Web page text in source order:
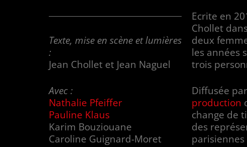
Texte, mise en scène et lumières
:
Jean Chollet et Jean Naguel
Avec :
Nathalie Pfeiffer
Pauline Klaus
Karim Bouziouane
Caroline Guignard-Moret
Ecrite en
Chollet
deux
les années
trois
Diffusée par
production
change de
des